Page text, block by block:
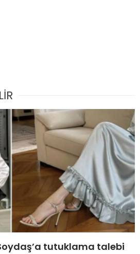
tutuklama talebi